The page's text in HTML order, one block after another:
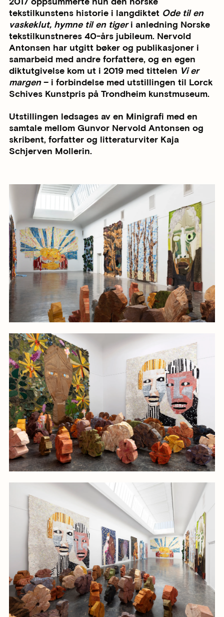
tekstilkunstens historie i langdiktet Ode til en
vaskeklut, hymne til en tigeri anledning Norske
tekstilkunstneres 40-års jubileum. Nervold
Antonsen har utgitt bøker og publikasjoner i
samarbeid med andre forfattere, og en egen
diktutgivelse kom ut i 2019 med tittelen Vi er
margen– i forbindelse med utstillingen til Lorck
Schives Kunstpris på Trondheim kunstmuseum.
Utstillingen ledsages av en Minigrafi med en
samtale mellom Gunvor Nervold Antonsen og
skribent, forfatter og litteraturviter Kaja
Schjerven Mollerin.